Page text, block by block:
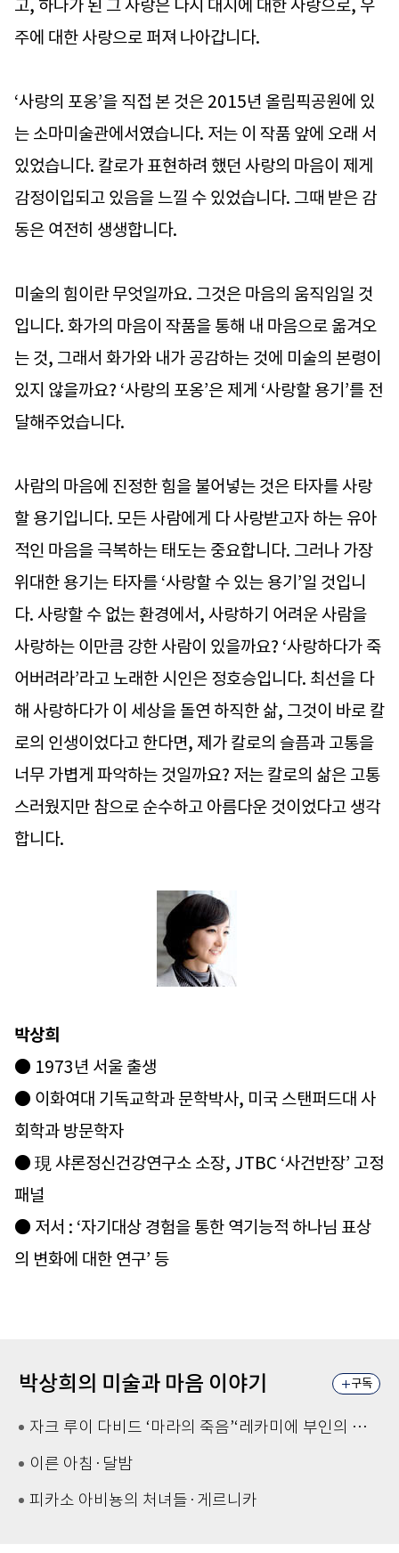
고, 하나가 된 그 사랑은 다시 대지에 대한 사랑으로, 우
주에 대한 사랑으로 퍼져 나아갑니다.
‘사랑의 포옹’을 직접 본 것은 2015년 올림픽공원에 있
는 소마미술관에서였습니다. 저는 이 작품 앞에 오래 서
있었습니다. 칼로가 표현하려 했던 사랑의 마음이 제게
감정이입되고 있음을 느낄 수 있었습니다. 그때 받은 감
동은 여전히 생생합니다.
미술의 힘이란 무엇일까요. 그것은 마음의 움직임일 것
입니다. 화가의 마음이 작품을 통해 내 마음으로 옮겨오
는 것, 그래서 화가와 내가 공감하는 것에 미술의 본령이
있지 않을까요? ‘사랑의 포옹’은 제게 ‘사랑할 용기’를 전
달해주었습니다.
사람의 마음에 진정한 힘을 불어넣는 것은 타자를 사랑
할 용기입니다. 모든 사람에게 다 사랑받고자 하는 유아
적인 마음을 극복하는 태도는 중요합니다. 그러나 가장
위대한 용기는 타자를 ‘사랑할 수 있는 용기’일 것입니
다. 사랑할 수 없는 환경에서, 사랑하기 어려운 사람을
사랑하는 이만큼 강한 사람이 있을까요? ‘사랑하다가 죽
어버려라’라고 노래한 시인은 정호승입니다. 최선을 다
해 사랑하다가 이 세상을 돌연 하직한 삶, 그것이 바로 칼
로의 인생이었다고 한다면, 제가 칼로의 슬픔과 고통을
너무 가볍게 파악하는 것일까요? 저는 칼로의 삶은 고통
스러웠지만 참으로 순수하고 아름다운 것이었다고 생각
합니다.
박상희
● 1973년 서울 출생
● 이화여대 기독교학과 문학박사, 미국 스탠퍼드대 사
회학과 방문학자
● 現 샤론정신건강연구소 소장, JTBC ‘사건반장’ 고정
패널
● 저서 : ‘자기대상 경험을 통한 역기능적 하나님 표상
의 변화에 대한 연구’ 등
박상희의 미술과 마음 이야기 구독
자크 루이 다비드 ‘마라의 죽음’‘레카미에 부인의 초상’
이른 아침·달밤
피카소 아비뇽의 처녀들·게르니카